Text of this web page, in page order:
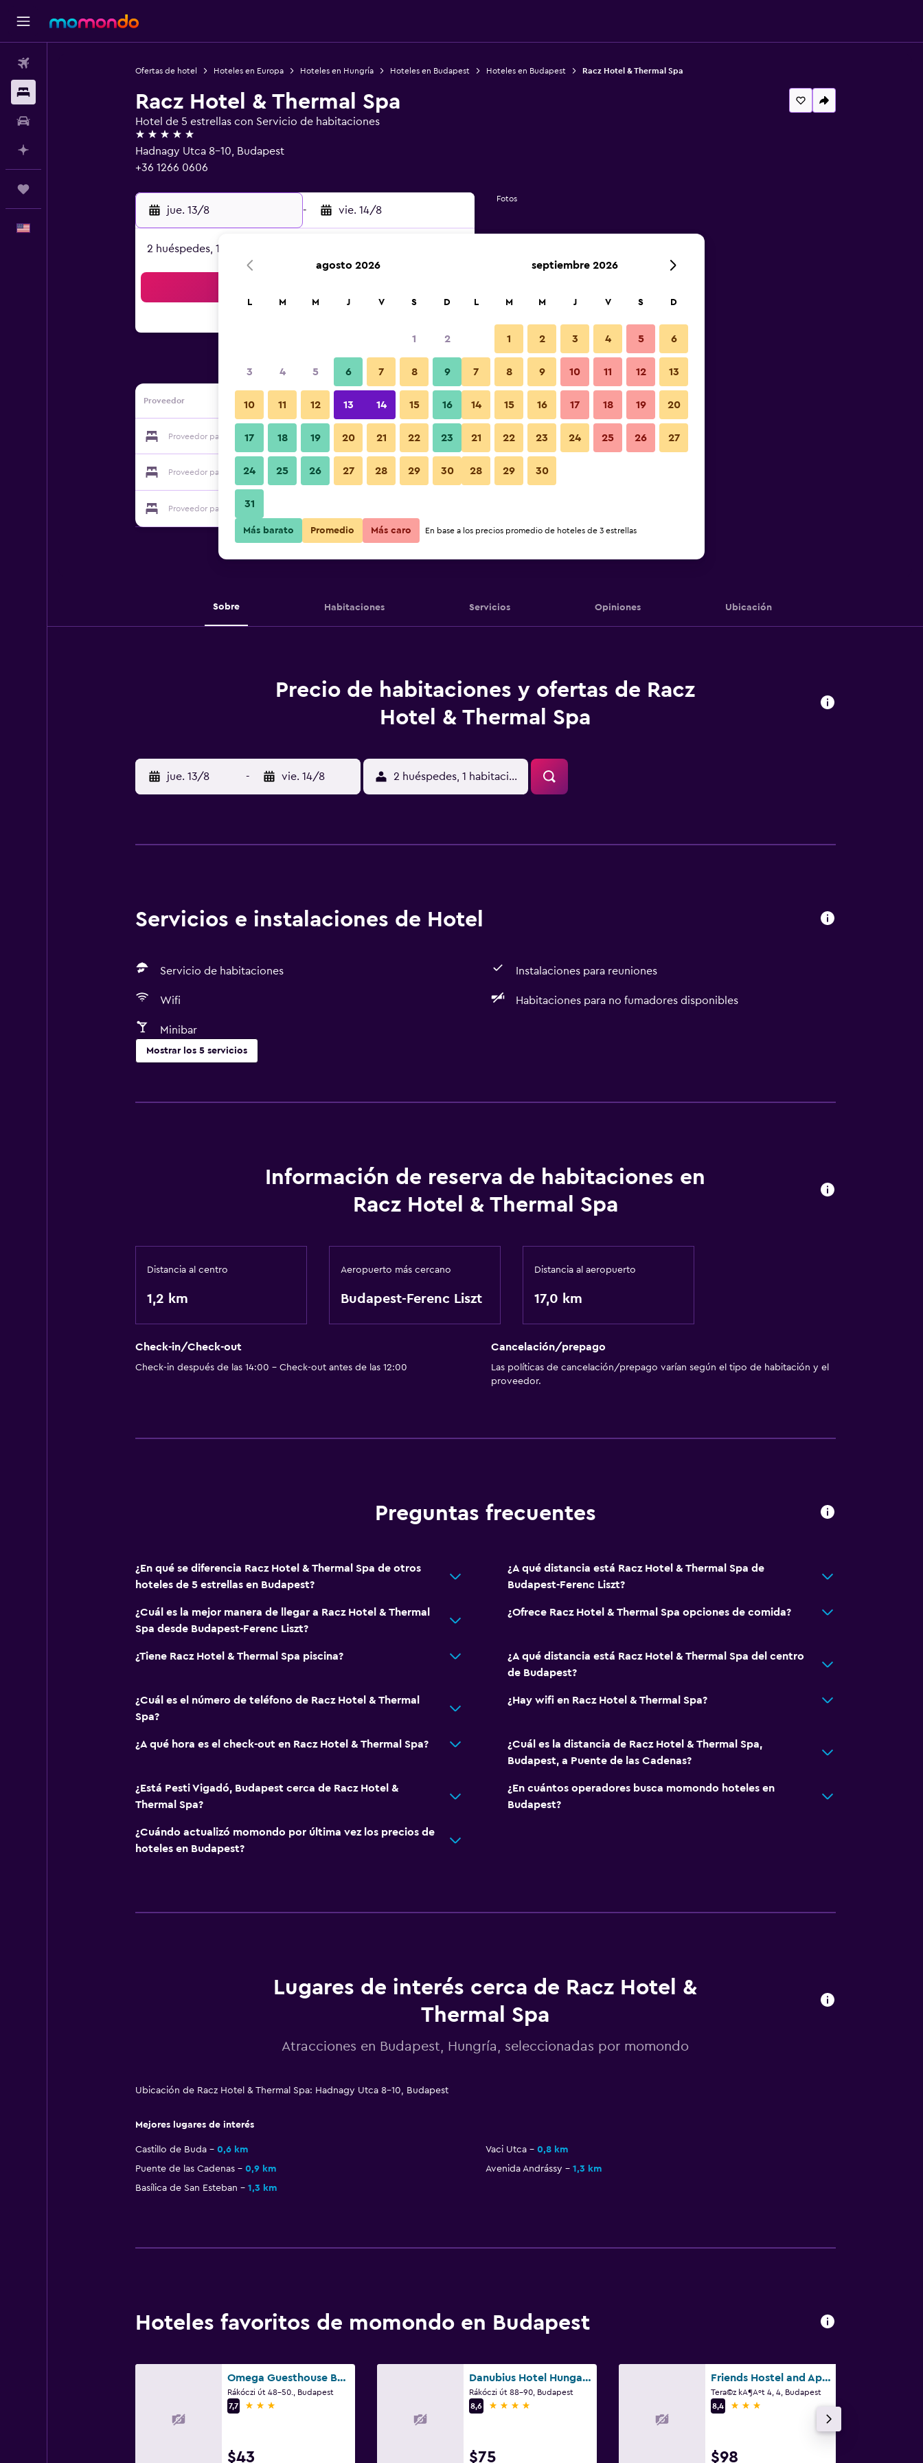
Ofertas de hotel Hoteles en Europa Hoteles en Hungría Hoteles en Budapest Hoteles en Budapest Racz Hotel & Thermal Spa
Racz Hotel & Thermal Spa
Hotel de 5 estrellas con Servicio de habitaciones
5 estrellas
Hadnagy Utca 8-10, Budapest
+36 1266 0606
jue. 13/8 - vie. 14/8
2 huéspedes, 1 habitación
Proveedor
Proveedor para Racz Hotel & Thermal Spa Ver precios
Proveedor para Racz Hotel & Thermal Spa Ver precios
Proveedor para Racz Hotel & Thermal Spa
Fotos
Sobre Habitaciones Servicios Opiniones Ubicación
Precio de habitaciones y ofertas de Racz
Hotel & Thermal Spa
jue. 13/8 - vie. 14/8 2 huéspedes, 1 habitación
Servicios e instalaciones de Hotel
Servicio de habitaciones Instalaciones para reuniones
Wifi Habitaciones para no fumadores disponibles
Minibar
Mostrar los 5 servicios
Servicio de habitaciones
Habitaciones para no fumadores disponibles
Wifi
Información de reserva de habitaciones en
Racz Hotel & Thermal Spa
Distancia al centro
1,2 km
Aeropuerto más cercano
Budapest-Ferenc Liszt
Distancia al aeropuerto
17,0 km
Check-in/Check-out
Check-in después de las 14:00 - Check-out antes de las 12:00
Cancelación/prepago
Las políticas de cancelación/prepago varían según el tipo de habitación y el
proveedor.
Preguntas frecuentes
¿En qué se diferencia Racz Hotel & Thermal Spa de otros
hoteles de 5 estrellas en Budapest?
¿A qué distancia está Racz Hotel & Thermal Spa de
Budapest-Ferenc Liszt?
¿Cuál es la mejor manera de llegar a Racz Hotel & Thermal
Spa desde Budapest-Ferenc Liszt?
¿Ofrece Racz Hotel & Thermal Spa opciones de comida?
¿Tiene Racz Hotel & Thermal Spa piscina?
¿A qué distancia está Racz Hotel & Thermal Spa del centro
de Budapest?
¿Cuál es el número de teléfono de Racz Hotel & Thermal
Spa?
¿Hay wifi en Racz Hotel & Thermal Spa?
¿A qué hora es el check-out en Racz Hotel & Thermal Spa?
¿Cuál es la distancia de Racz Hotel & Thermal Spa,
Budapest, a Puente de las Cadenas?
¿Está Pesti Vigadó, Budapest cerca de Racz Hotel &
Thermal Spa?
¿En cuántos operadores busca momondo hoteles en
Budapest?
¿Cuándo actualizó momondo por última vez los precios de
hoteles en Budapest?
Lugares de interés cerca de Racz Hotel &
Thermal Spa
Atracciones en Budapest, Hungría, seleccionadas por momondo
Ubicación de Racz Hotel & Thermal Spa: Hadnagy Utca 8-10, Budapest
Mejores lugares de interés
Castillo de Buda 0,6 km Vaci Utca
0,8 km
Puente de las Cadenas
0,9 km Avenida Andrássy
1,3 km
Basílica de San Esteban
1,3 km
Hoteles favoritos de momondo en Budapest
Omega Guesthouse Budapest
Rákóczi út 48-50., Budapest
7,7
3 estrellas
$43
Danubius Hotel Hungaria City Center
Rákóczi út 88-90, Budapest
8,6
4 estrellas
$75
Friends Hostel and Apartments Budapest
Tera©z kA¶Aºt 4, 4, Budapest
8,4
3 estrellas
$98
agosto 2026
L M M J V S D
1 2
3 4 5 6 7 8 9
10 11 12 13 14 15 16
17 18 19 20 21 22 23
24 25 26 27 28 29 30
31
septiembre 2026
L M M J V S D
1 2 3 4 5 6
7 8 9 10 11 12 13
14 15 16 17 18 19 20
21 22 23 24 25 26 27
28 29 30
Más barato Promedio Más caro En base a los precios promedio de hoteles de 3 estrellas